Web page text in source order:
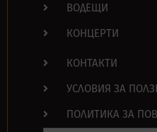
ВОДЕЩИ
КОНЦЕРТИ
КОНТАКТИ
УСЛОВИЯ ЗА
ПОЛИТИКА ЗА